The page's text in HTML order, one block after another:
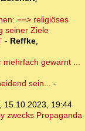
==> religiöses
seiner Ziele
- Reffke,
mehrfach gewarnt ...
sein... -
15.10.2023, 19:44
zwecks Propaganda